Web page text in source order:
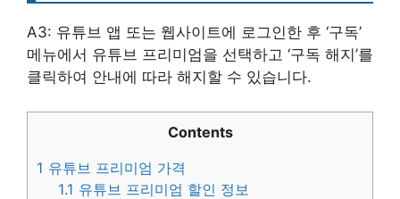
A3: 유튜브 앱 또는 웹사이트에 로그인한 후 ‘구독’
메뉴에서 유튜브 프리미엄을 선택하고 ‘구독 해지’를
클릭하여 안내에 따라 해지할 수 있습니다.
Contents
1 유튜브 프리미엄 가격
1.1 유튜브 프리미엄 할인 정보